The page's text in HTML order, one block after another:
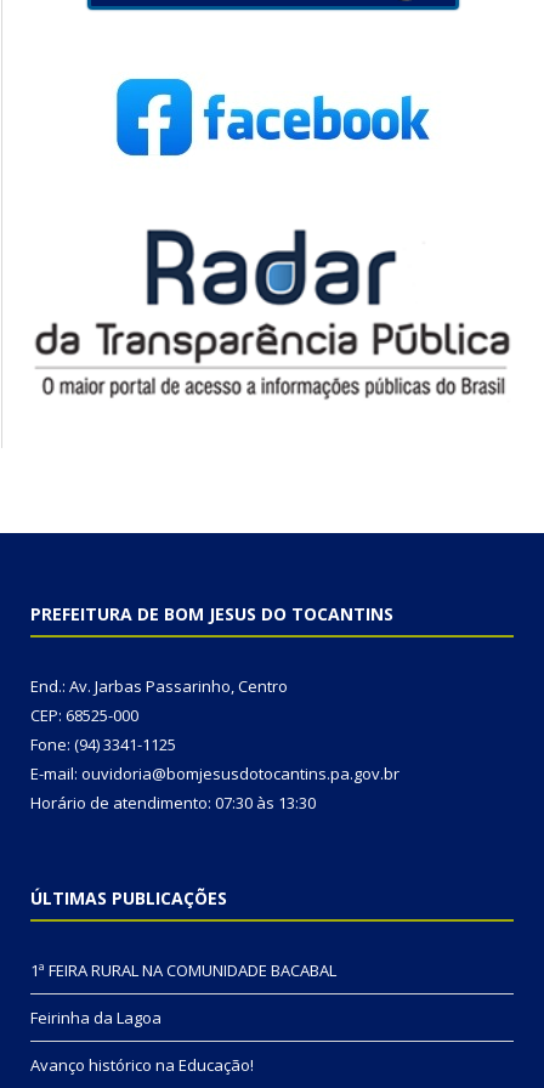
PREFEITURA DE BOM JESUS DO TOCANTINS
End.: Av. Jarbas Passarinho, Centro
CEP: 68525-000
Fone: (94) 3341-1125
E-mail: ouvidoria@bomjesusdotocantins.pa.gov.br
Horário de atendimento: 07:30 às 13:30
ÚLTIMAS PUBLICAÇÕES
1ª FEIRA RURAL NA COMUNIDADE BACABAL
Feirinha da Lagoa
Avanço histórico na Educação!